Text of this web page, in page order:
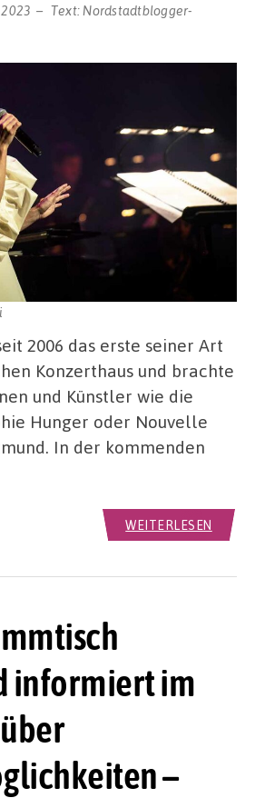
Text: Nordstadtblogger-
2006 das erste seiner Art
Konzerthaus und brachte
und Künstler wie die
Hunger oder Nouvelle
In der kommenden
WEITERLESEN
informiert im
–